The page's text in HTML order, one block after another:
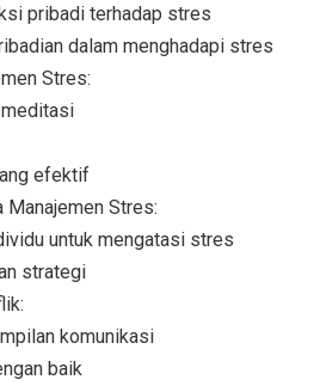
pribadi terhadap stres
dalam menghadapi stres
Stres:
efektif
Manajemen Stres:
untuk mengatasi stres
strategi
komunikasi
baik